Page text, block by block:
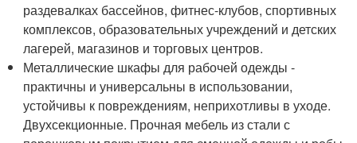
раздевалках бассейнов, фитнес-клубов, спортивных
комплексов, образовательных учреждений и детских
лагерей, магазинов и торговых центров.
Металлические шкафы для рабочей одежды -
практичны и универсальны в использовании,
устойчивы к повреждениям, неприхотливы в уходе.
Двухсекционные. Прочная мебель из стали с